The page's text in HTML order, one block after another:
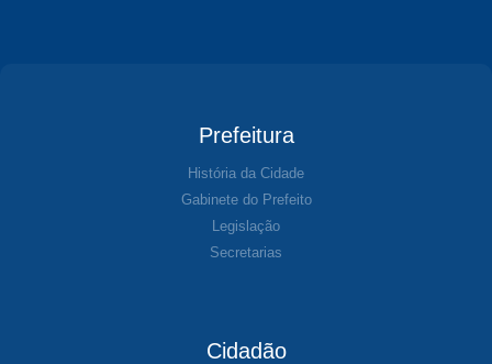
Prefeitura
História da Cidade
Gabinete do Prefeito
Legislação
Secretarias
Cidadão